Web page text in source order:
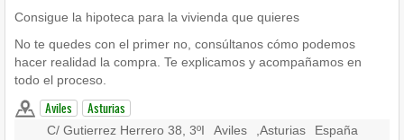
Consigue la hipoteca para la vivienda que quieres
No te quedes con el primer no, consúltanos cómo podemos
hacer realidad la compra. Te explicamos y acompañamos en
todo el proceso.
Aviles Asturias
C/ Gutierrez Herrero 38, 3ºI Aviles Asturias España